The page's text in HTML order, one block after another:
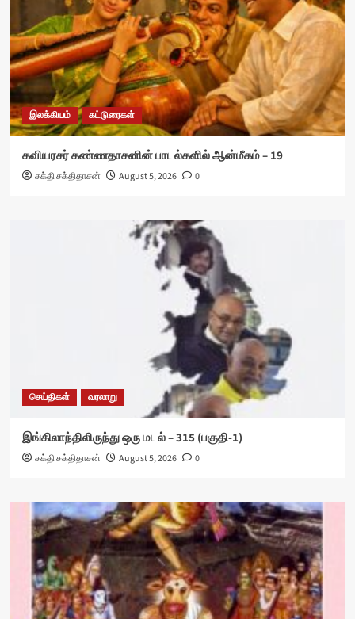
இலக்கியம் கட்டுரைகள்
கவியரசர் கண்ணதாசனின் பாடல்களில் ஆன்மீகம் – 19
சக்தி சக்திதாசன் August 5, 2026 0
செய்திகள் வரலாறு
இங்கிலாந்திலிருந்து ஒரு மடல் – 315 (பகுதி-1)
சக்தி சக்திதாசன் August 5, 2026 0